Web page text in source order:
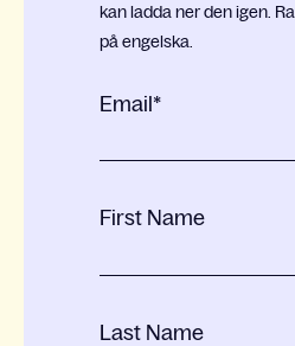
kan ladda ner den igen.
på engelska.
Email*
First Name
Last Name